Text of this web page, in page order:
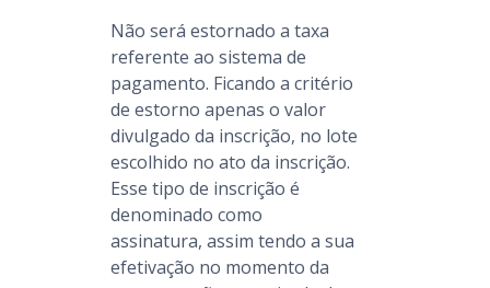
Não será estornado a taxa
referente ao sistema de
pagamento. Ficando a critério
de estorno apenas o valor
divulgado da inscrição, no lote
escolhido no ato da inscrição.
Esse tipo de inscrição é
denominado como
assinatura, assim tendo a sua
efetivação no momento da